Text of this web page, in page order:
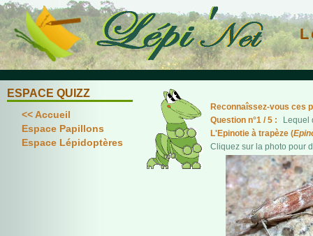
ESPACE QUIZZ
<< Accueil
Espace Papillons
Espace Lépidoptères
Reconnaîssez-vous ces
Question n°1 / 5 :
Lequel
L'Epinotie à trapèze (
Cliquez sur la photo pour